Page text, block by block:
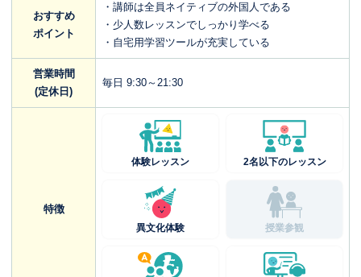
おすすめ
ポイント
・講師は全員ネイティブの外国人である
・少人数レッスンでしっかり学べる
・自宅用学習ツールが充実している
営業時間
(定休日)
毎日 9:30～21:30
特徴
体験レッスン 2名以下のレッスン
異文化体験 授業参観